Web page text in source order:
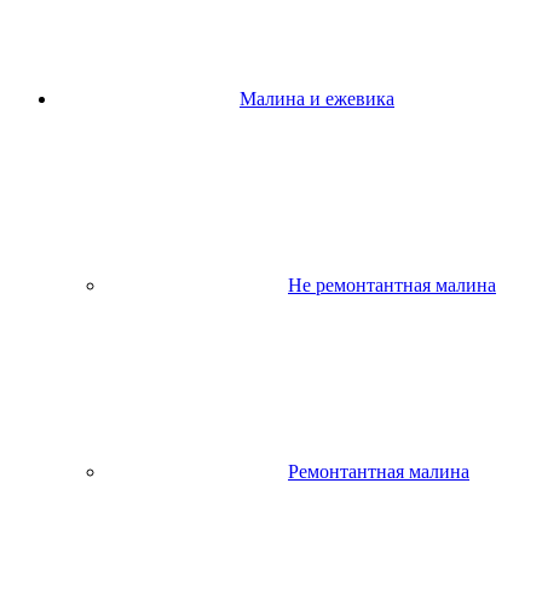
Малина и ежевика
Не ремонтантная малина
Ремонтантная малина